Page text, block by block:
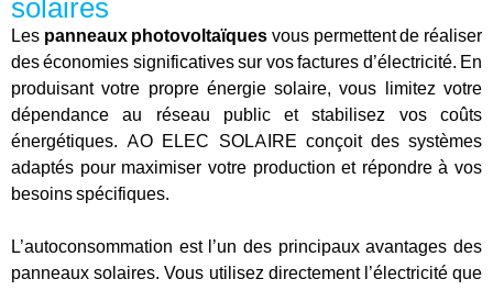
solaires
Les panneaux photovoltaïques vous permettent de réaliser
des économies significatives sur vos factures d’électricité. En
produisant votre propre énergie solaire, vous limitez votre
dépendance au réseau public et stabilisez vos coûts
énergétiques. AO ELEC SOLAIRE conçoit des systèmes
adaptés pour maximiser votre production et répondre à vos
besoins spécifiques.
L’autoconsommation est l’un des principaux avantages des
panneaux solaires. Vous utilisez directement l’électricité que